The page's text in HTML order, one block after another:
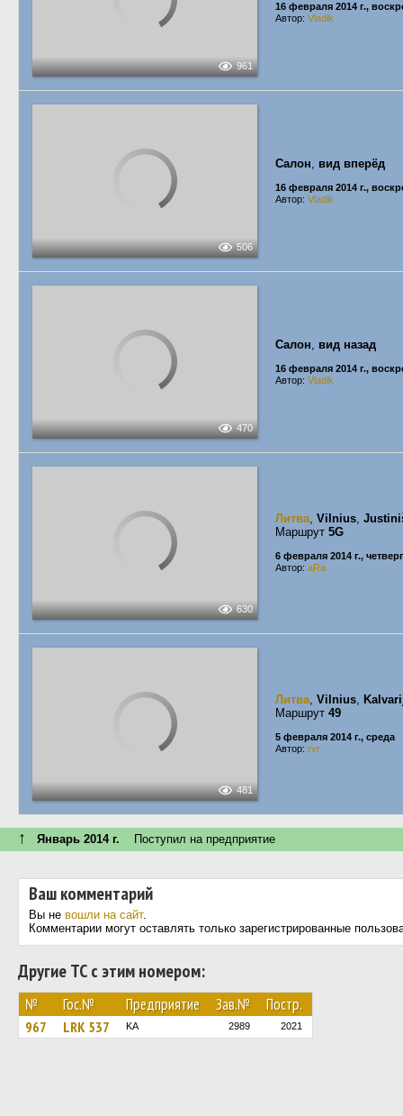
961
16 февраля 2014 г.,
Автор: Vladik
506
Салон, вид вперёд
16 февраля 2014 г.,
Автор: Vladik
470
Салон, вид назад
16 февраля 2014 г.,
Автор: Vladik
630
Литва, Vilnius,
Маршрут 5G
6 февраля 2014 г., четверг
Автор: aRa
481
Литва, Vilnius,
Маршрут 49
5 февраля 2014 г., среда
Автор: rvr
↑ Январь 2014 г. Поступил на предприятие
Ваш комментарий
Вы не вошли на сайт.
Комментарии могут оставлять только зарегистрированные
Другие ТС с этим номером:
№ Гос.№ Предприятие Зав.№ Постр.
967 LRK 537 KA 2989 2021